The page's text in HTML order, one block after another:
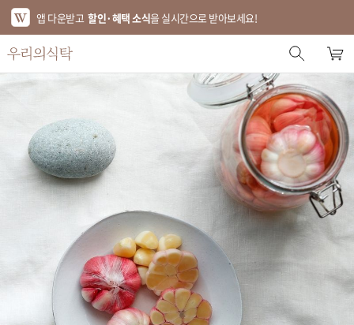
앱 다운받고 할인·혜택 소식을 실시간으로 받아보세요!
스토어 홈
한정특가
신상품
기획전
브랜드
푸드